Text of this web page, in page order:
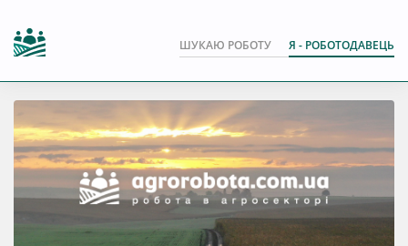
ШУКАЮ РОБОТУ Я - РОБОТОДАВЕЦЬ